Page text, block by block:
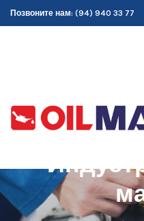
Позвоните нам: (94) 940 33 77